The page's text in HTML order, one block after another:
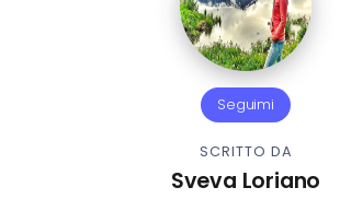
Seguimi
SCRITTO DA
Sveva Loriano